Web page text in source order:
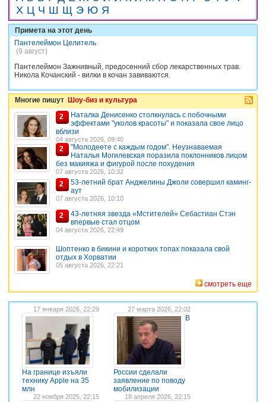
Х Ц Ч Ш Щ Э Ю Я
Примета на этот день
Пантелеймон Целитель
(9 август)
Пантелеймон Зажнивный, предосенний сбор лекарственных трав.
Никола Кочанский - вилки в кочан завиваются.
Многие пишут Шоу-биз и культура
2
Наталка Денисенко столкнулась с побочными
эффектами "уколов красоты" и показала свое лицо
вблизи
04 августа 2026, 09:40
2
"Молодеете с каждым годом". Неузнаваемая
Наталья Могилевская поразила поклонников лицом
без макияжа и фигурой после похудения
07 августа 2026, 10:32
2
53-летний брат Анджелины Джоли совершил каминг-
аут
07 августа 2026, 10:10
2
43-летняя звезда «Мстителей» Себастиан Стэн
впервые стал отцом
04 августа 2026, 22:49
Шоптенко в бикини и коротких топах показала свой
отдых в Хорватии
05 августа 2026, 22:21
смотреть еще
17 января 2026, 22:29
На границе изъяли
технику Apple на 35
млн
27 марта 2026, 22:02
В
России сделали
заявление по поводу
мобилизации
22 ноября 2025, 22:15 18 апреля 2026, 22:15